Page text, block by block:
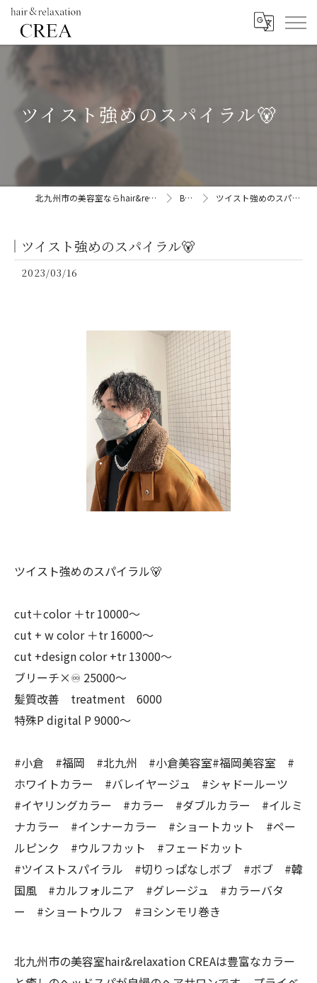
ツイスト強めのスパイラル🐻
北九州市の美容室ならhair&relaxation CREA BLOG ツイスト強めのスパイラル🐻
ツイスト強めのスパイラル🐻
2023/03/16
ツイスト強めのスパイラル🐻
cut＋color ＋tr 10000〜
cut + w color ＋tr 16000〜
cut +design color +tr 13000〜
ブリーチ×♾ 25000〜
髪質改善 treatment 6000
特殊P digital P 9000〜
#小倉 #福岡 #北九州 #小倉美容室#福岡美容室 #
ホワイトカラー #バレイヤージュ #シャドールーツ
#イヤリングカラー #カラー #ダブルカラー #イルミ
ナカラー #インナーカラー #ショートカット #ペー
ルピンク #ウルフカット #フェードカット
#ツイストスパイラル #切りっぱなしボブ #ボブ #韓
国風 #カルフォルニア #グレージュ #カラーバタ
ー #ショートウルフ #ヨシンモリ巻き
北九州市の美容室hair&relaxation CREAは豊富なカラー